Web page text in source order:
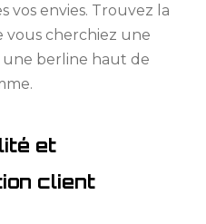
envies. Trouvez la
vous cherchiez une
une berline haut de
et
client